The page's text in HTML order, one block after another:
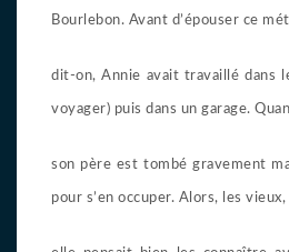
Bourlebon. Avant d’épouser ce
dit-on, Annie avait travaillé dans
voyager) puis dans un garage.
son père est tombé gravement
pour s’en occuper. Alors, les vieux,